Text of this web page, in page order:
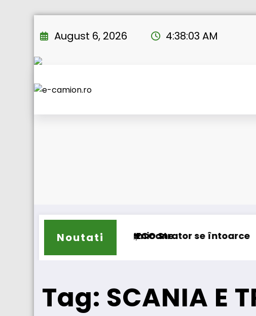
to
August 6, 2026 4:38:03 AM
Noutati
pentru camioaneIVECO Strator se întoarce
Tag: SCANIA E